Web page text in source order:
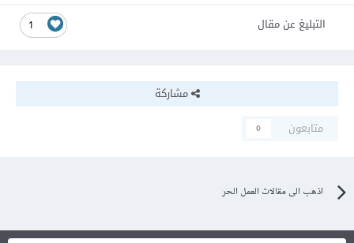
1 التبليغ عن مقال
مشاركة
متابعون
0
اذهب الى مقالات العمل الحر